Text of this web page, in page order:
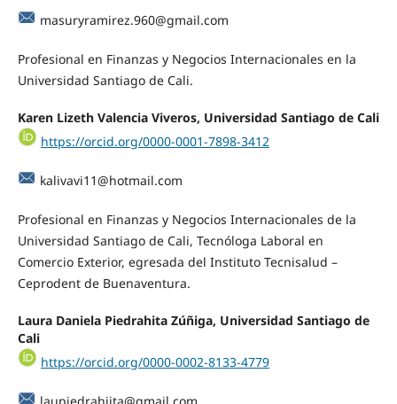
masuryramirez.960@gmail.com
Profesional en Finanzas y Negocios Internacionales en la
Universidad Santiago de Cali.
Karen Lizeth Valencia Viveros, Universidad Santiago de Cali
https://orcid.org/0000-0001-7898-3412
kalivavi11@hotmail.com
Profesional en Finanzas y Negocios Internacionales de la
Universidad Santiago de Cali, Tecnóloga Laboral en
Comercio Exterior, egresada del Instituto Tecnisalud –
Ceprodent de Buenaventura.
Laura Daniela Piedrahita Zúñiga, Universidad Santiago de
Cali
https://orcid.org/0000-0002-8133-4779